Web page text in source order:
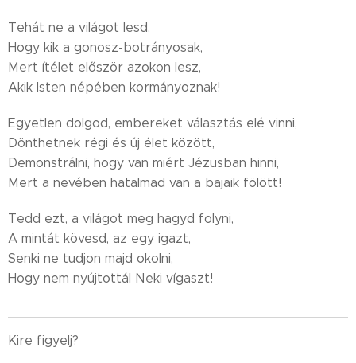
Tehát ne a világot lesd,
Hogy kik a gonosz-botrányosak,
Mert ítélet először azokon lesz,
Akik Isten népében kormányoznak!
Egyetlen dolgod, embereket választás elé vinni,
Dönthetnek régi és új élet között,
Demonstrálni, hogy van miért Jézusban hinni,
Mert a nevében hatalmad van a bajaik fölött!
Tedd ezt, a világot meg hagyd folyni,
A mintát kövesd, az egy igazt,
Senki ne tudjon majd okolni,
Hogy nem nyújtottál Neki vígaszt!
Kire figyelj?